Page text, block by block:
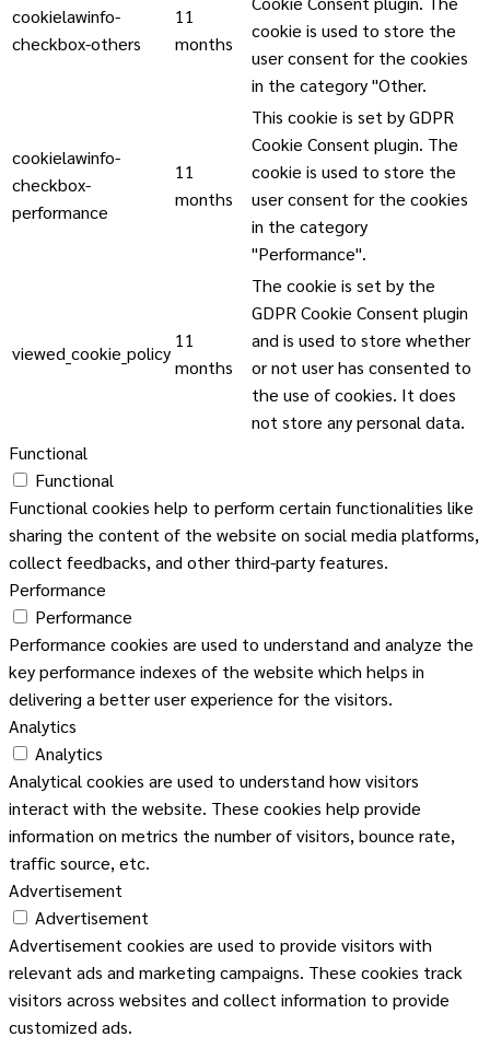
cookielawinfo-
checkbox-others
11
months
cookie is used to store the
user consent for the cookies
in the category "Other.
cookielawinfo-
checkbox-
performance
11
months
This cookie is set by GDPR
Cookie Consent plugin. The
cookie is used to store the
user consent for the cookies
in the category
"Performance".
viewed_cookie_policy
11
months
The cookie is set by the
GDPR Cookie Consent plugin
and is used to store whether
or not user has consented to
the use of cookies. It does
not store any personal data.
Functional
Functional
Functional cookies help to perform certain functionalities like
sharing the content of the website on social media platforms,
collect feedbacks, and other third-party features.
Performance
Performance
Performance cookies are used to understand and analyze the
key performance indexes of the website which helps in
delivering a better user experience for the visitors.
Analytics
Analytics
Analytical cookies are used to understand how visitors
interact with the website. These cookies help provide
information on metrics the number of visitors, bounce rate,
traffic source, etc.
Advertisement
Advertisement
Advertisement cookies are used to provide visitors with
relevant ads and marketing campaigns. These cookies track
visitors across websites and collect information to provide
customized ads.